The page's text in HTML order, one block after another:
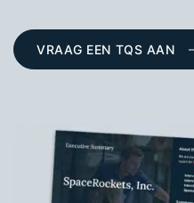
VRAAG EEN TQS AAN